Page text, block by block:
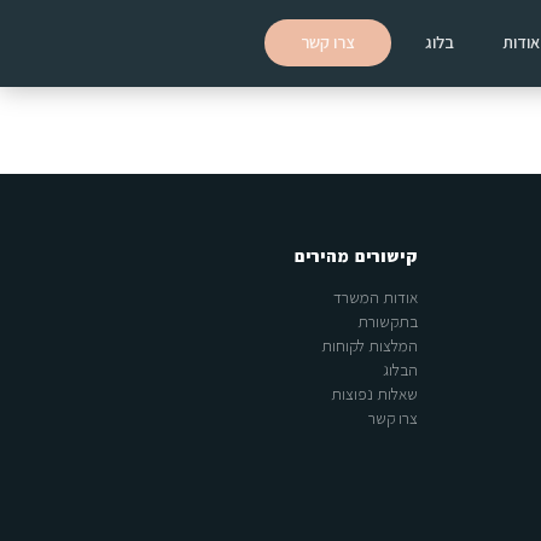
אודות בלוג צרו קשר
קישורים מהירים
אודות המשרד
בתקשורת
המלצות לקוחות
הבלוג
שאלות נפוצות
צרו קשר